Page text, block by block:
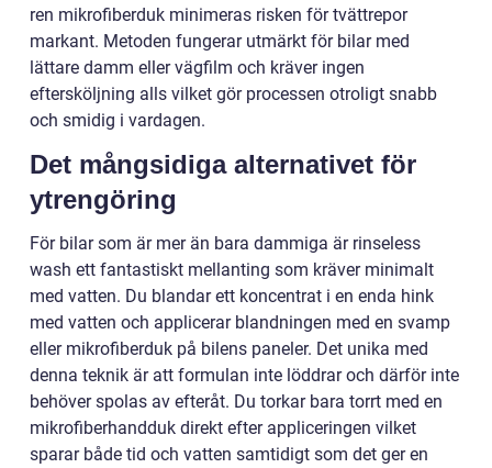
ren mikrofiberduk minimeras risken för tvättrepor
markant. Metoden fungerar utmärkt för bilar med
lättare damm eller vägfilm och kräver ingen
eftersköljning alls vilket gör processen otroligt snabb
och smidig i vardagen.
Det mångsidiga alternativet för
ytrengöring
För bilar som är mer än bara dammiga är rinseless
wash ett fantastiskt mellanting som kräver minimalt
med vatten. Du blandar ett koncentrat i en enda hink
med vatten och applicerar blandningen med en svamp
eller mikrofiberduk på bilens paneler. Det unika med
denna teknik är att formulan inte löddrar och därför inte
behöver spolas av efteråt. Du torkar bara torrt med en
mikrofiberhandduk direkt efter appliceringen vilket
sparar både tid och vatten samtidigt som det ger en